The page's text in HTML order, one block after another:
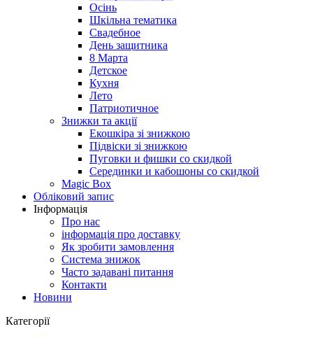
Осінь
Шкільна тематика
Свадебное
День защитника
8 Марта
Детское
Кухня
Лето
Патриотичное
Знижки та акції
Екошкіра зі знижкою
Підвіски зі знижкою
Пуговки и фишки со скидкой
Серединки и кабошоны со скидкой
Magic Box
Обліковий запис
Інформація
Про нас
інформація про доставку
Як зробити замовлення
Система знижок
Часто задавані питання
Контакти
Новини
Категорії